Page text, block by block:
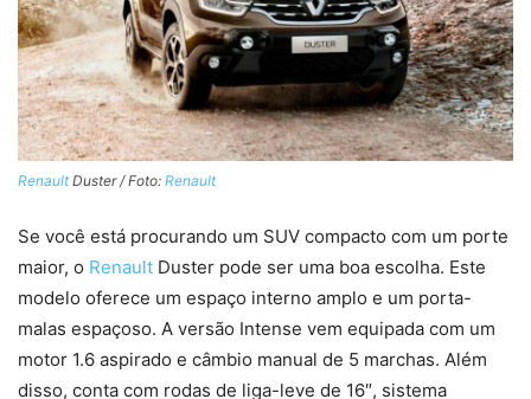
RenaultDuster / Foto: Renault
Se você está procurando um SUV compacto com um porte
maior, o Renault Duster pode ser uma boa escolha. Este
modelo oferece um espaço interno amplo e um porta-
malas espaçoso. A versão Intense vem equipada com um
motor 1.6 aspirado e câmbio manual de 5 marchas. Além
disso, conta com rodas de liga-leve de 16″, sistema